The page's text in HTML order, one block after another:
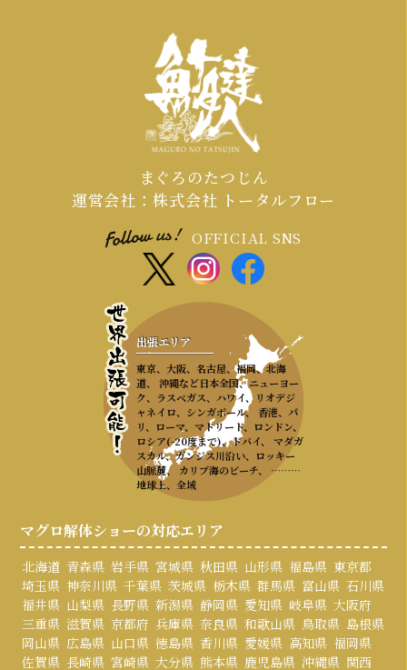
～4月頃）は、職人やマグロの仕入れ、
会場の調整が集中するため、お早めの
ご連絡が必須となります。
まぐろのたつじん
運営会社：株式会社 トータルフロー
OFFICIAL SNS
出張エリア
東京、大阪、名古屋、福岡、北海
道、 沖縄など日本全国、ニューヨー
ク、ラスベガス、ハワイ、リオデジ
ャネイロ、シンガポール、 香港、パ
リ、ローマ、マドリード、ロンドン、
ロシア(-20度まで)、ドバイ、 マダガ
スカル、ガンジス川沿い、ロッキー
山脈麓、 カリブ海のビーチ、 ………
地球上、全域
マグロ解体ショーの対応エリア
北海道 青森県 岩手県 宮城県 秋田県 山形県 福島県 東京都
埼玉県 神奈川県 千葉県 茨城県 栃木県 群馬県 富山県 石川県
福井県 山梨県 長野県 新潟県 静岡県 愛知県 岐阜県 大阪府
三重県 滋賀県 京都府 兵庫県 奈良県 和歌山県 鳥取県 島根県
岡山県 広島県 山口県 徳島県 香川県 愛媛県 高知県 福岡県
佐賀県 長崎県 宮崎県 大分県 熊本県 鹿児島県 沖縄県 関西